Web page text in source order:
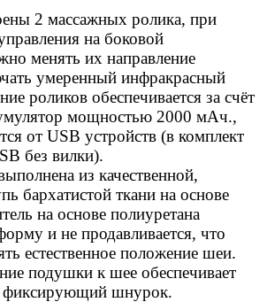
2 массажных ролика, при
на боковой
менять их направление
умеренный инфракрасный
роликов обеспечивается за счёт
мощностью 2000 мАч.,
от USB устройств (в комплект
без вилки).
из качественной,
бархатистой ткани на основе
на основе полиуретана
и не продавливается, что
естественное положение шеи.
подушки к шее обеспечивает
фиксирующий шнурок.